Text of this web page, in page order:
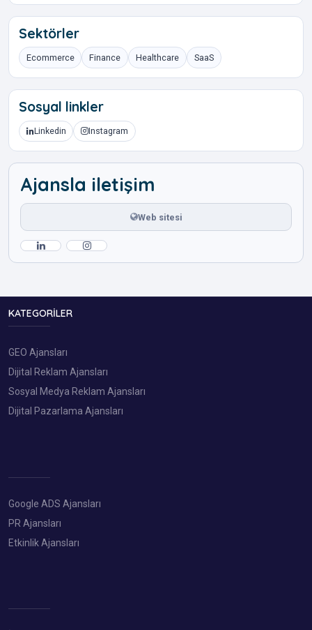
Sektörler
Ecommerce Finance Healthcare SaaS
Sosyal linkler
Linkedin Instagram
Ajansla iletişim
Web sitesi
KATEGORILER
GEO Ajansları
Dijital Reklam Ajansları
Sosyal Medya Reklam Ajansları
Dijital Pazarlama Ajansları
Google ADS Ajansları
PR Ajansları
Etkinlik Ajansları